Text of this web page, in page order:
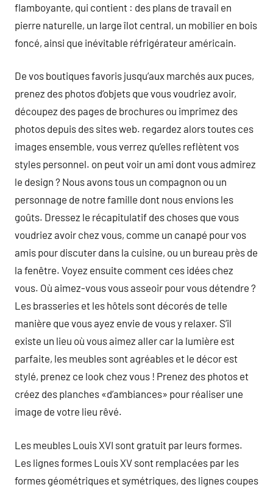
flamboyante, qui contient : des plans de travail en
pierre naturelle, un large îlot central, un mobilier en bois
foncé, ainsi que inévitable réfrigérateur américain.
De vos boutiques favoris jusqu’aux marchés aux puces,
prenez des photos d’objets que vous voudriez avoir,
découpez des pages de brochures ou imprimez des
photos depuis des sites web. regardez alors toutes ces
images ensemble, vous verrez qu’elles reflètent vos
styles personnel. on peut voir un ami dont vous admirez
le design ? Nous avons tous un compagnon ou un
personnage de notre famille dont nous envions les
goûts. Dressez le récapitulatif des choses que vous
voudriez avoir chez vous, comme un canapé pour vos
amis pour discuter dans la cuisine, ou un bureau près de
la fenêtre. Voyez ensuite comment ces idées chez
vous. Où aimez-vous vous asseoir pour vous détendre ?
Les brasseries et les hôtels sont décorés de telle
manière que vous ayez envie de vous y relaxer. S’il
existe un lieu où vous aimez aller car la lumière est
parfaite, les meubles sont agréables et le décor est
stylé, prenez ce look chez vous ! Prenez des photos et
créez des planches «d’ambiances» pour réaliser une
image de votre lieu rêvé.
Les meubles Louis XVI sont gratuit par leurs formes.
Les lignes formes Louis XV sont remplacées par les
formes géométriques et symétriques, des lignes coupes